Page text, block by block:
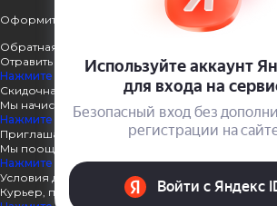
Оформить подписку Подпишитесь на
Обратная связь
Отравить нам сообщение или задать вопрос
Нажмите здесь для получения
Скидочная система
Мы начисляем кэшбэк с покупок
Нажмите здесь для получения
Приглашаем к партнёрству
Мы поощеряем наших партнёров
Нажмите здесь для получения
Условия доставки
Курьер, пункты выдачи, Почта России